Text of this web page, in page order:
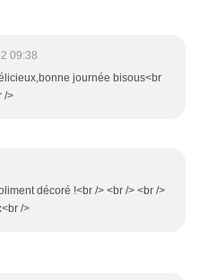
09:38
journée bisous<br
/>
décoré !<br /> <br /> <br />
/>